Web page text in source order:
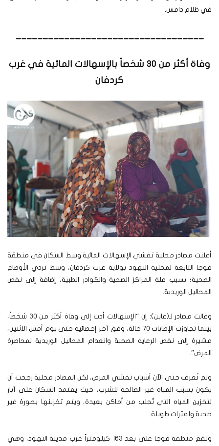
في ظلام دامس.
___________________________________
وفاة أكثر من 30 شخصاً بالإسهالات المائية في غرب
كردفان
أعلنت مصادر محلية تفشي الإسهالات المائية وسط السكان في منطقة
فوجا التابعة لمحلية النهود بولاية غرب كردفان، وسط تردي الأوضاع
الصحية؛ بسبب قلة المراكز الصحية والكوادر الطبية، إضافة إلى نقص
المحاليل الوريدية.
وقالت مصادر لـ(عاين): إن “الإسهالات أدت إلى وفاة أكثر من 30 شخصاً،
بينما تجاوزت الإصابات 70 حالة، وفق آخر إحصائية حتى يوم أمس الاثنين،
مشيرة إلى نقص الرعاية الصحية وانعدام المحاليل الوريدية لمحاصرة
المرض”.
ولم تُعرف حتى الآن أسباب تفشي المرض، لكن المصادر محلية رجحت أن
يكون بسبب المياه غير الصالحة للشرب، حيث يعتمد السكان على آبار
لتخزين المياه التي تُجلب من أماكن بعيدة، ويتم تخزينها بصورة غير
صحية ولفترات طويلة.
وتقع منطقة فوجا على بعد 163 كيلومتراً غرب مدينة النهود، وهي